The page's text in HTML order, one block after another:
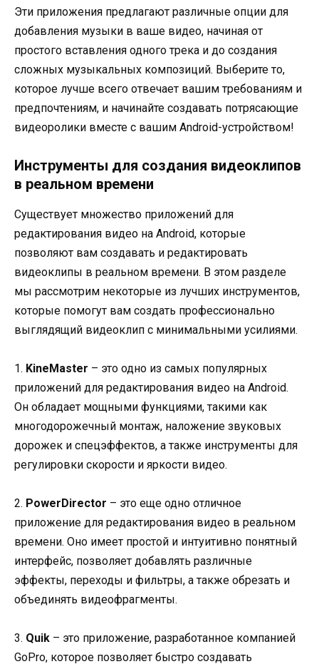
Эти приложения предлагают различные опции для
добавления музыки в ваше видео, начиная от
простого вставления одного трека и до создания
сложных музыкальных композиций. Выберите то,
которое лучше всего отвечает вашим требованиям и
предпочтениям, и начинайте создавать потрясающие
видеоролики вместе с вашим Android-устройством!
Инструменты для создания видеоклипов
в реальном времени
Существует множество приложений для
редактирования видео на Android, которые
позволяют вам создавать и редактировать
видеоклипы в реальном времени. В этом разделе
мы рассмотрим некоторые из лучших инструментов,
которые помогут вам создать профессионально
выглядящий видеоклип с минимальными усилиями.
1. KineMaster – это одно из самых популярных
приложений для редактирования видео на Android.
Он обладает мощными функциями, такими как
многодорожечный монтаж, наложение звуковых
дорожек и спецэффектов, а также инструменты для
регулировки скорости и яркости видео.
2. PowerDirector – это еще одно отличное
приложение для редактирования видео в реальном
времени. Оно имеет простой и интуитивно понятный
интерфейс, позволяет добавлять различные
эффекты, переходы и фильтры, а также обрезать и
объединять видеофрагменты.
3. Quik – это приложение, разработанное компанией
GoPro, которое позволяет быстро создавать